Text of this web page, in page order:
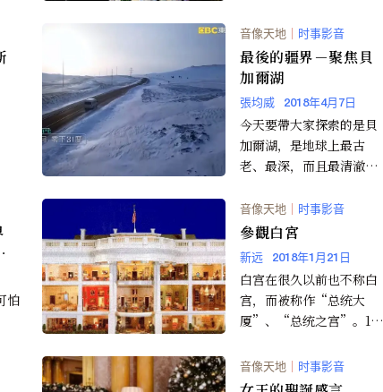
音像天地 ｜ 时事影音
最後的疆界－聚焦貝
加爾湖
張均威 2018年4月7日
今天要帶大家探索的是貝
加爾湖，是地球上最古
老、最深，而且最清澈的
伯利亞，因此冬天的氣溫
會到達...
怕
音像天地 ｜ 时事影音
參觀白宮
新远 2018年1月21日
白宫在很久以前也不称白
宫，而被称作“总统大
厦”、“总统之宫”。179
过立法，决定在波托马...
音像天地 时事影音